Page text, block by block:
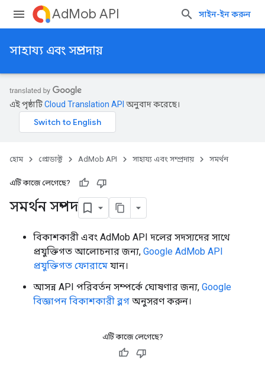
AdMob API সাইন-ইন করুন
সাহায্য এবং সম্প্রদায়
এই পৃষ্ঠাটিCloud Translation API অনুবাদ করেছে।
হোম প্রোডাক্ট AdMob API সাহায্য এবং সম্প্রদায় সমর্থন
এটি কাজে লেগেছে?
সমর্থন সম্পদ
বিকাশকারী এবং AdMob API দলের সদস্যদের সাথে
প্রযুক্তিগত আলোচনার জন্য, Google AdMob API
প্রযুক্তিগত ফোরামে যান।
আসন্ন API পরিবর্তন সম্পর্কে ঘোষণার জন্য, Google
বিজ্ঞাপন বিকাশকারী ব্লগ অনুসরণ করুন।
এটি কাজে লেগেছে?